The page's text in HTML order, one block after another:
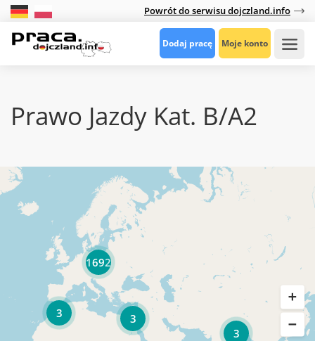
Powrót do serwisu dojczland.info
Dodaj pracę Moje konto
Prawo Jazdy Kat. B/A2
3
3
3
1692